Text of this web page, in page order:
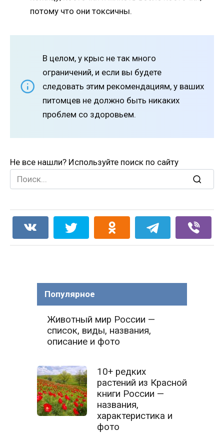
потому что они токсичны.
В целом, у крыс не так много
ограничений, и если вы будете
следовать этим рекомендациям, у ваших
питомцев не должно быть никаких
проблем со здоровьем.
Не все нашли? Используйте поиск по сайту
Search
for:
Популярное
Животный мир России —
список, виды, названия,
описание и фото
10+ редких
растений из Красной
книги России —
названия,
характеристика и
фото